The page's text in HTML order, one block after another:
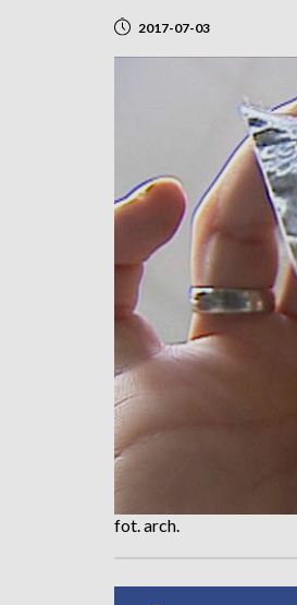
2017-07-03
fot. arch.